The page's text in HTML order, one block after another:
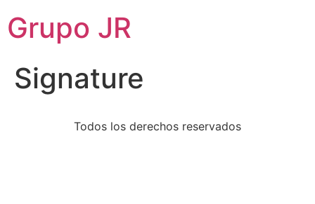
Grupo JR
Signature
Todos los derechos reservados